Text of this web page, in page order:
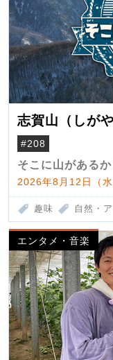
志賀山（しが
#208
そこに山があるか
2026年8月12日（
趣味 自然・
エンタメ・音楽